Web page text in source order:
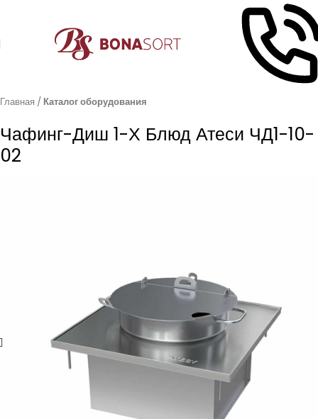
Главная Каталог оборудования
Чафинг-Диш 1-Х Блюд Атеси ЧД1-10-
02